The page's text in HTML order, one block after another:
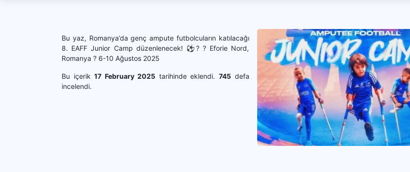
Bu yaz, Romanya’da genç ampute futbolcuların katılacağı
8. EAFF Junior Camp düzenlenecek! ⚽? ? Eforie Nord,
Romanya ? 6-10 Ağustos 2025
Bu içerik17 February 2025 tarihinde eklendi. 745defa
incelendi.